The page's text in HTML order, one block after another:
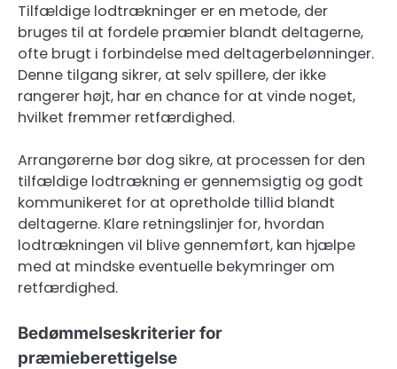
Tilfældige lodtrækninger er en metode, der
bruges til at fordele præmier blandt deltagerne,
ofte brugt i forbindelse med deltagerbelønninger.
Denne tilgang sikrer, at selv spillere, der ikke
rangerer højt, har en chance for at vinde noget,
hvilket fremmer retfærdighed.
Arrangørerne bør dog sikre, at processen for den
tilfældige lodtrækning er gennemsigtig og godt
kommunikeret for at opretholde tillid blandt
deltagerne. Klare retningslinjer for, hvordan
lodtrækningen vil blive gennemført, kan hjælpe
med at mindske eventuelle bekymringer om
retfærdighed.
Bedømmelseskriterier for
præmieberettigelse